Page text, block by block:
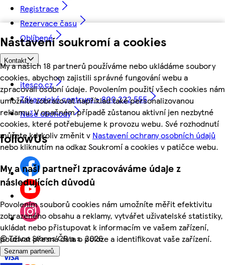
Nastavení soukromí a cookies
My a našich 18 partnerů používáme nebo ukládáme soubory
cookies, abychom zajistili správné fungování webu a
zpracovali osobní údaje. Povolením použití všech cookies nám
umožníte zobrazovat například také personalizovanou
reklamu. V opačném případě zůstanou aktivní jen nezbytné
cookies, které potřebujeme k provozu webu. Své rozhodnutí
můžete kdykoliv změnit v Nastavení ochrany osobních údajů
nebo kliknutím na odkaz Soukromí a cookies v patičce webu.
My a naši partneři zpracováváme údaje z
následujících důvodů
Povolením souborů cookies nám umožníte měřit efektivitu
zobrazeného obsahu a reklamy, vytvářet uživatelské statistiky,
ukládat nebo přistupovat k informacím ve vašem zařízení,
používat přesná data o poloze a identifikovat vaše zařízení.
Seznam partnerů.
Registrace
Rezervace času
Oblíbené
Kontakt
itesco.cz
Zákaznické centrum - 800 222 555
Naše obchody
followUs
©Tesco Stores ČR a.s. 2026